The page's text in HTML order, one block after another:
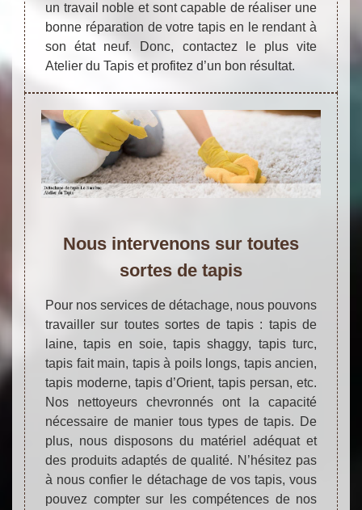
un travail noble et sont capable de réaliser une
bonne réparation de votre tapis en le rendant à
son état neuf. Donc, contactez le plus vite
Atelier du Tapis et profitez d’un bon résultat.
Nous intervenons sur toutes
sortes de tapis
Pour nos services de détachage, nous pouvons
travailler sur toutes sortes de tapis : tapis de
laine, tapis en soie, tapis shaggy, tapis turc,
tapis fait main, tapis à poils longs, tapis ancien,
tapis moderne, tapis d’Orient, tapis persan, etc.
Nos nettoyeurs chevronnés ont la capacité
nécessaire de manier tous types de tapis. De
plus, nous disposons du matériel adéquat et
des produits adaptés de qualité. N’hésitez pas
à nous confier le détachage de vos tapis, vous
pouvez compter sur les compétences de nos